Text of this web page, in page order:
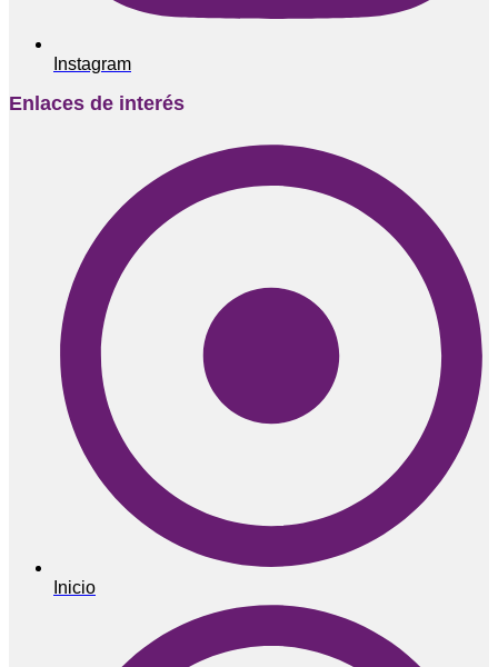
Instagram
Enlaces de interés
Inicio